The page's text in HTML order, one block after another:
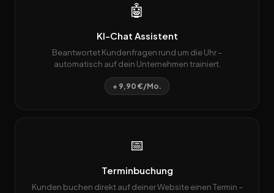
🤖
KI-Chat Assistent
Beantwortet Kundenfragen rund um die Uhr –
automatisch auf dein Unternehmen trainiert.
+ 9,90 €/Mo.
📅
Terminbuchung
Kunden buchen direkt auf deiner Website einen Termin –